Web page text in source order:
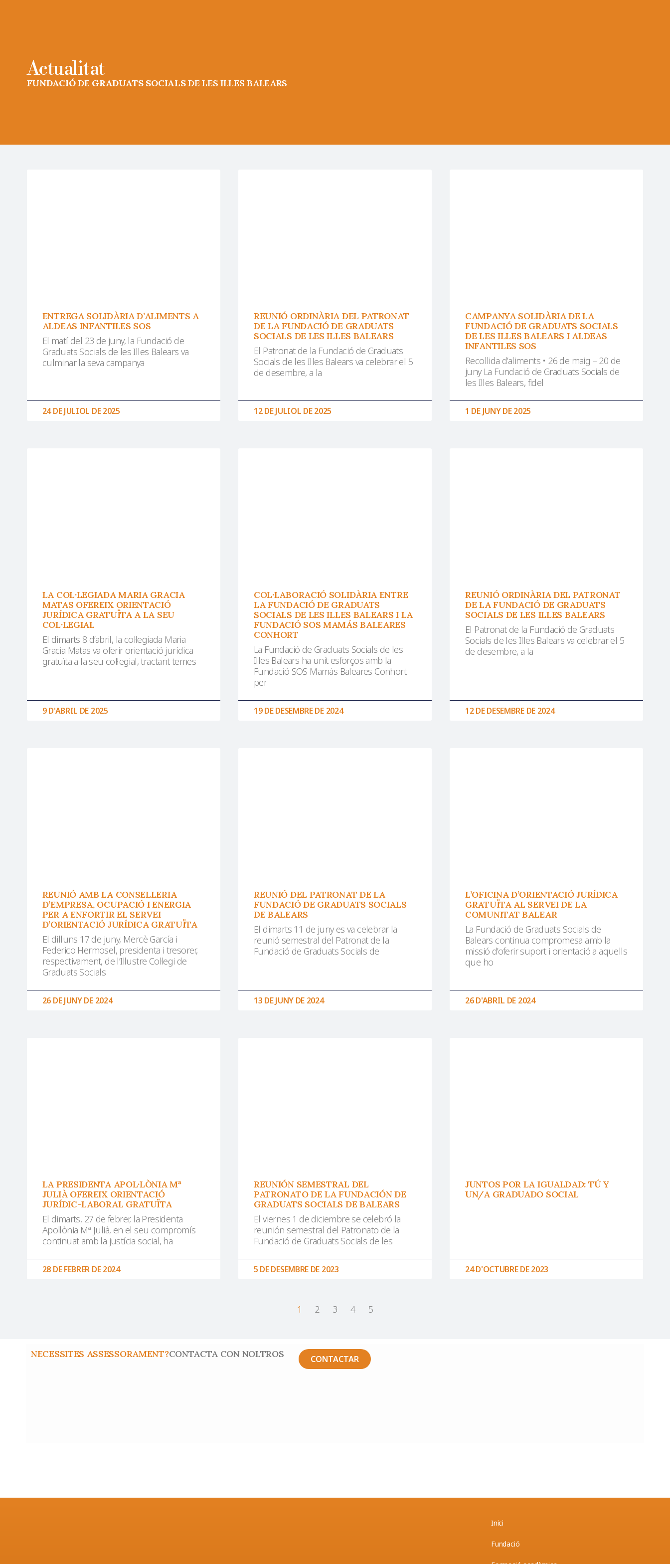
Actualitat
FUNDACIÓDE GRADUATS SOCIALSDE LES ILLES BALEARS
ENTREGA SOLIDÀRIA D’ALIMENTS A
ALDEAS INFANTILES SOS
El matí del 23 de juny, la Fundació de
Graduats Socials de les Illes Balears va
culminar la seva campanya
24 DE JULIOL DE 2025
REUNIÓ ORDINÀRIA DEL PATRONAT
DE LA FUNDACIÓ DE GRADUATS
SOCIALS DE LES ILLES BALEARS
El Patronat de la Fundació de Graduats
Socials de les Illes Balears va celebrar el 5
de desembre, a la
12 DE JULIOL DE 2025
CAMPANYA SOLIDÀRIA DE LA
FUNDACIÓ DE GRADUATS SOCIALS
DE LES ILLES BALEARS I ALDEAS
INFANTILES SOS
Recollida d’aliments • 26 de maig – 20 de
juny La Fundació de Graduats Socials de
les Illes Balears, fidel
1 DE JUNY DE 2025
LA COL·LEGIADA MARIA GRACIA
MATAS OFEREIX ORIENTACIÓ
JURÍDICA GRATUÏTA A LA SEU
COL·LEGIAL
El dimarts 8 d’abril, la col·legiada Maria
Gracia Matas va oferir orientació jurídica
gratuïta a la seu col·legial, tractant temes
9 D'ABRIL DE 2025
COL·LABORACIÓ SOLIDÀRIA ENTRE
LA FUNDACIÓ DE GRADUATS
SOCIALS DE LES ILLES BALEARS I LA
FUNDACIÓ SOS MAMÁS BALEARES
CONHORT
La Fundació de Graduats Socials de les
Illes Balears ha unit esforços amb la
Fundació SOS Mamás Baleares Conhort
per
19 DE DESEMBRE DE 2024
REUNIÓ ORDINÀRIA DEL PATRONAT
DE LA FUNDACIÓ DE GRADUATS
SOCIALS DE LES ILLES BALEARS
El Patronat de la Fundació de Graduats
Socials de les Illes Balears va celebrar el 5
de desembre, a la
12 DE DESEMBRE DE 2024
REUNIÓ AMB LA CONSELLERIA
D’EMPRESA, OCUPACIÓ I ENERGIA
PER A ENFORTIR EL SERVEI
D’ORIENTACIÓ JURÍDICA GRATUÏTA
El dilluns 17 de juny, Mercè García i
Federico Hermosel, presidenta i tresorer,
respectivament, de l’Il·lustre Col·legi de
Graduats Socials
26 DE JUNY DE 2024
REUNIÓ DEL PATRONAT DE LA
FUNDACIÓ DE GRADUATS SOCIALS
DE BALEARS
El dimarts 11 de juny es va celebrar la
reunió semestral del Patronat de la
Fundació de Graduats Socials de
13 DE JUNY DE 2024
L’OFICINA D’ORIENTACIÓ JURÍDICA
GRATUÏTA AL SERVEI DE LA
COMUNITAT BALEAR
La Fundació de Graduats Socials de
Balears continua compromesa amb la
missió d’oferir suport i orientació a aquells
que ho
26 D'ABRIL DE 2024
LA PRESIDENTA APOL·LÒNIA Mª
JULIÀ OFEREIX ORIENTACIÓ
JURÍDIC-LABORAL GRATUÏTA
El dimarts, 27 de febrer, la Presidenta
Apol·lònia Mª Julià, en el seu compromís
continuat amb la justícia social, ha
28 DE FEBRER DE 2024
REUNIÓN SEMESTRAL DEL
PATRONATO DE LA FUNDACIÓN DE
GRADUATS SOCIALS DE BALEARS
El viernes 1 de diciembre se celebró la
reunión semestral del Patronato de la
Fundació de Graduats Socials de les
5 DE DESEMBRE DE 2023
JUNTOS POR LA IGUALDAD: TÚ Y
UN/A GRADUADO SOCIAL
24 D'OCTUBRE DE 2023
1 2 3 4 5
NECESSITES ASSESSORAMENT?CONTACTA CON NOLTROS CONTACTAR
Inici
Fundació